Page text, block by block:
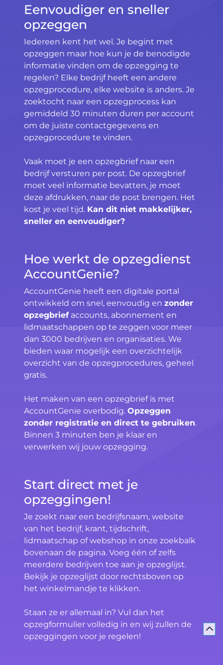
Eenvoudiger en sneller
opzeggen
Iedereen kent het wel. Je begint met
opzeggen maar hoe kun je de benodigde
informatie vinden om de opzegging te
regelen? Elke bedrijf heeft een andere
opzegprocedure, elke website is anders. Je
zoektocht naar een opzegprocess kan
gemiddeld 30 minuten duren per account
om de juiste contactgegevens en
opzegprocedure te vinden.
Vaak moet je een opzegbrief naar een
bedrijf versturen per post. De opzegbrief
moet veel informatie bevatten, je moet
deze afdrukken, naar de post brengen. Het
kost je veel tijd. Kan dit niet makkelijker,
sneller en eenvoudiger?
Hoe werkt de opzegdienst
AccountGenie?
AccountGenie heeft een digitale portal
ontwikkeld om snel, eenvoudig en zonder
opzegbriefaccounts, abonnement en
lidmaatschappen op te zeggen voor meer
dan 3000 bedrijven en organisaties. We
bieden waar mogelijk een overzichtelijk
overzicht van de opzegprocedures, geheel
gratis.
Het maken van een opzegbrief is met
AccountGenie overbodig. Opzeggen
zonder registratie en direct te gebruiken.
Binnen 3 minuten ben je klaar en
verwerken wij jouw opzegging.
Start direct met je
opzeggingen!
Je zoekt naar een bedrijfsnaam, website
van het bedrijf, krant, tijdschrift,
lidmaatschap of webshop in onze zoekbalk
bovenaan de pagina. Voeg één of zelfs
meerdere bedrijven toe aan je opzeglijst.
Bekijk je opzeglijst door rechtsboven op
het winkelmandje te klikken.
Staan ze er allemaal in? Vul dan het
opzegformulier volledig in en wij zullen de
opzeggingen voor je regelen!